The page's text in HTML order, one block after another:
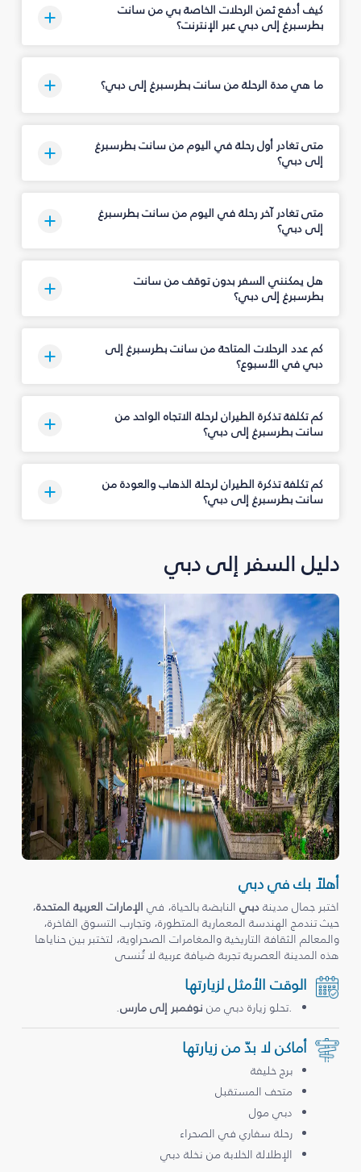
كيف أدفع ثمن الرحلات الخاصة بي من سانت
بطرسبرغ إلى دبي عبر الإنترنت؟
ما هي مدة الرحلة من سانت بطرسبرغ إلى دبي؟
متى تغادر أول رحلة في اليوم من سانت بطرسبرغ
إلى دبي؟
متى تغادر آخر رحلة في اليوم من سانت بطرسبرغ
إلى دبي؟
هل يمكنني السفر بدون توقف من سانت
بطرسبرغ إلى دبي؟
كم عدد الرحلات المتاحة من سانت بطرسبرغ إلى
دبي في الأسبوع؟
كم تكلفة تذكرة الطيران لرحلة الاتجاه الواحد من
سانت بطرسبرغ إلى دبي؟
كم تكلفة تذكرة الطيران لرحلة الذهاب والعودة من
سانت بطرسبرغ إلى دبي؟
دليل السفر إلى دبي
أهلاً بك في دبي
اختبر جمال مدينةدبيالنابضة بالحياة، في الإمارات العربية المتحدة،
حيث تندمج الهندسة المعمارية المتطورة، وتجارب التسوق الفاخرة،
والمعالم الثقافة التاريخية والمغامرات الصحراوية، لتختبر بين حناياها
هذه المدينة العصرية تجربة ضيافة عربية لا تُنسى
الوقت الأمثل لزيارتها
.تحلو زيارة دبي من نوفمبر إلى مارس.
أماكن لا بدّ من زيارتها
برج خليفة
متحف المستقبل
دبي مول
رحلة سفاري في الصحراء
الإطلالة الخلابة من نخلة دبي